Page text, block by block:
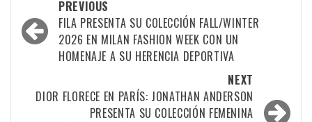
PREVIOUS
FILA PRESENTA SU COLECCIÓN FALL/WINTER
2026 EN MILAN FASHION WEEK CON UN
HOMENAJE A SU HERENCIA DEPORTIVA
NEXT
DIOR FLORECE EN PARÍS: JONATHAN ANDERSON
PRESENTA SU COLECCIÓN FEMENINA